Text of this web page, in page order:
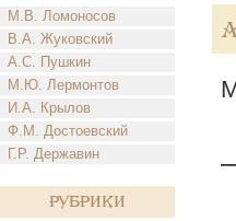
М.В. Ломоносов
В.А. Жуковский
А.С. Пушкин
М.Ю. Лермонтов
И.А. Крылов
Ф.М. Достоевский
Г.Р. Державин
Рубрики
А